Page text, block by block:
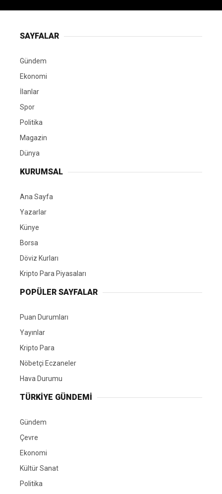
SAYFALAR
Gündem
Ekonomi
İlanlar
Spor
Politika
Magazin
Dünya
KURUMSAL
Ana Sayfa
Yazarlar
Künye
Borsa
Döviz Kurları
Kripto Para Piyasaları
POPÜLER SAYFALAR
Puan Durumları
Yayınlar
Kripto Para
Nöbetçi Eczaneler
Hava Durumu
TÜRKIYE GÜNDEMI
Gündem
Çevre
Ekonomi
Kültür Sanat
Politika